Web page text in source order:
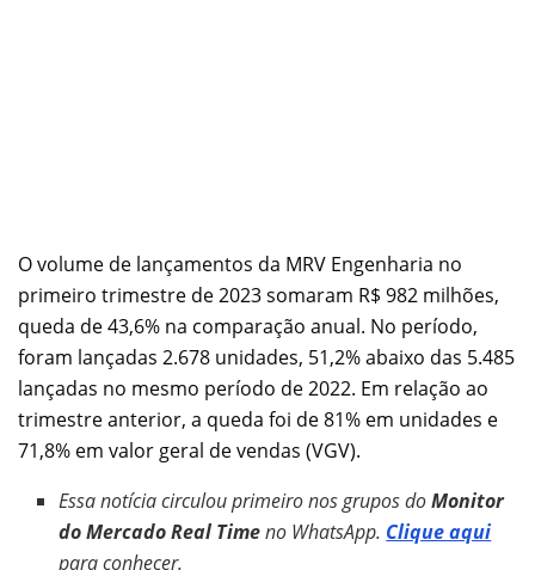
O volume de lançamentos da MRV Engenharia no
primeiro trimestre de 2023 somaram R$ 982 milhões,
queda de 43,6% na comparação anual. No período,
foram lançadas 2.678 unidades, 51,2% abaixo das 5.485
lançadas no mesmo período de 2022. Em relação ao
trimestre anterior, a queda foi de 81% em unidades e
71,8% em valor geral de vendas (VGV).
Essa notícia circulou primeiro nos grupos doMonitor
do Mercado Real Timeno WhatsApp. Clique aqui
para conhecer.